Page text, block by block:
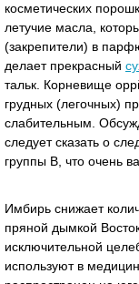
косметических
летучие масла,
(закрепители) в
делает прекрасный
тальк. Корневище
грудных (легочных)
слабительным.
следует сказать о
группы В, что очень
Имбирь снижает
пряной дымкой
исключительной
используют в